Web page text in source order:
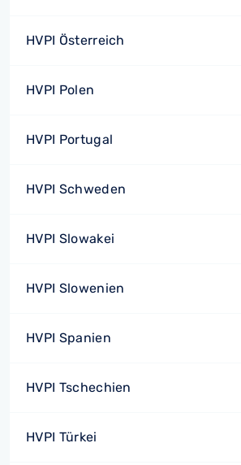
HVPI Österreich
HVPI Polen
HVPI Portugal
HVPI Schweden
HVPI Slowakei
HVPI Slowenien
HVPI Spanien
HVPI Tschechien
HVPI Türkei